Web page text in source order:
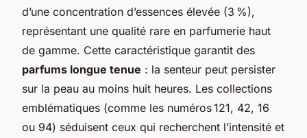
d’une concentration d’essences élevée (3 %),
représentant une qualité rare en parfumerie haut
de gamme. Cette caractéristique garantit des
parfums longue tenue : la senteur peut persister
sur la peau au moins huit heures. Les collections
emblématiques (comme les numéros 121, 42, 16
ou 94) séduisent ceux qui recherchent l’intensité et